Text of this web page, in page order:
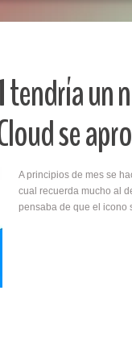
tendría un
se
A principios de mes se
cual recuerda mucho al
pensaba de que el icono